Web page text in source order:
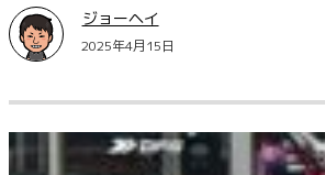
ジョーヘイ
2025年4月15日